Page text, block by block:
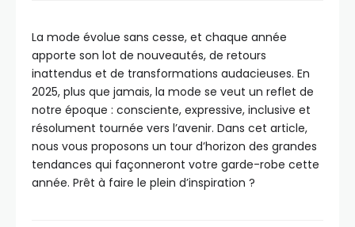
La mode évolue sans cesse, et chaque année
apporte son lot de nouveautés, de retours
inattendus et de transformations audacieuses. En
2025, plus que jamais, la mode se veut un reflet de
notre époque : consciente, expressive, inclusive et
résolument tournée vers l’avenir. Dans cet article,
nous vous proposons un tour d’horizon des grandes
tendances qui façonneront votre garde-robe cette
année. Prêt à faire le plein d’inspiration ?